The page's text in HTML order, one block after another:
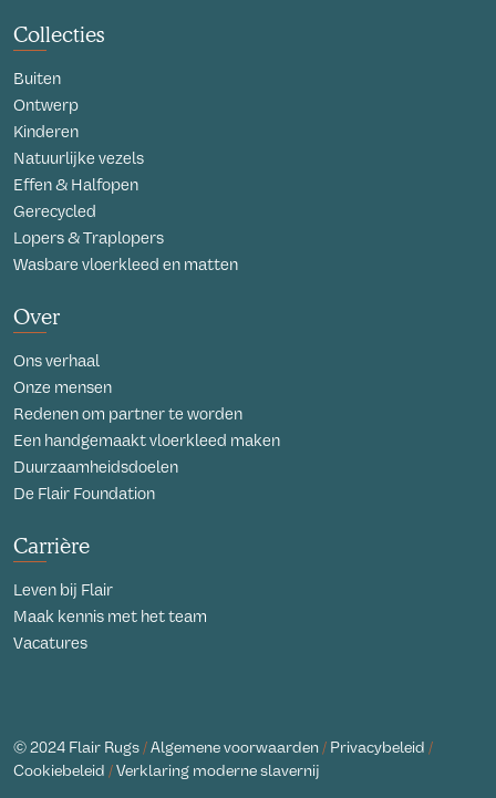
Collecties
Buiten
Ontwerp
Kinderen
Natuurlijke vezels
Effen & Halfopen
Gerecycled
Lopers & Traplopers
Wasbare vloerkleed en matten
Over
Ons verhaal
Onze mensen
Redenen om partner te worden
Een handgemaakt vloerkleed maken
Duurzaamheidsdoelen
De Flair Foundation
Carrière
Leven bij Flair
Maak kennis met het team
Vacatures
© 2024 Flair Rugs/Algemene voorwaarden/ Privacybeleid /
Cookiebeleid /Verklaring moderne slavernij